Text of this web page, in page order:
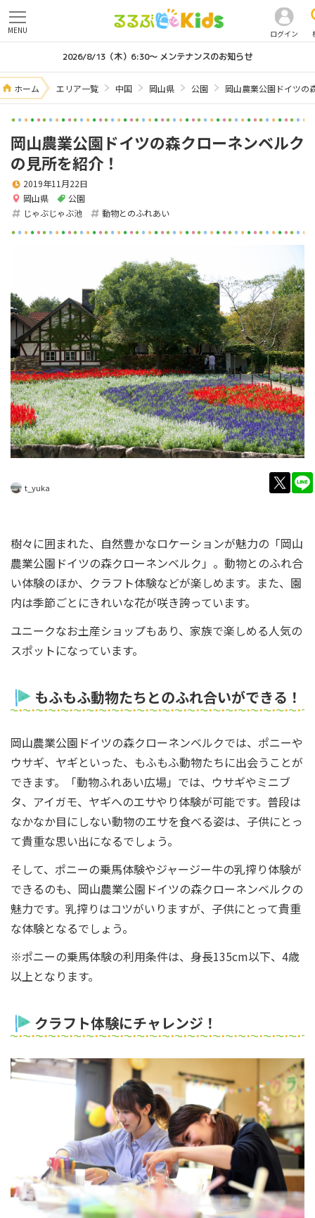
ログイン
MENU
2026/8/13（木）6:30～ メンテナンスのお知らせ
ホーム エリア一覧 中国 岡山県 公園 岡山農業公園ドイツの
岡山農業公園ドイツの森クローネンベルク
の見所を紹介！
岡山県 公園
2019年11月22日
じゃぶじゃぶ池 動物とのふれあい
t_yuka
樹々に囲まれた、自然豊かなロケーションが魅力の「岡山
農業公園ドイツの森クローネンベルク」。動物とのふれ合
い体験のほか、クラフト体験などが楽しめます。また、園
内は季節ごとにきれいな花が咲き誇っています。
ユニークなお土産ショップもあり、家族で楽しめる人気の
スポットになっています。
もふもふ動物たちとのふれ合いができる！
岡山農業公園ドイツの森クローネンベルクでは、ポニーや
ウサギ、ヤギといった、もふもふ動物たちに出会うことが
できます。「動物ふれあい広場」では、ウサギやミニブ
タ、アイガモ、ヤギへのエサやり体験が可能です。普段は
なかなか目にしない動物のエサを食べる姿は、子供にとっ
て貴重な思い出になるでしょう。
そして、ポニーの乗馬体験やジャージー牛の乳搾り体験が
できるのも、岡山農業公園ドイツの森クローネンベルクの
魅力です。乳搾りはコツがいりますが、子供にとって貴重
な体験となるでしょう。
※ポニーの乗馬体験の利用条件は、身長135cm以下、4歳
以上となります。
クラフト体験にチャレンジ！